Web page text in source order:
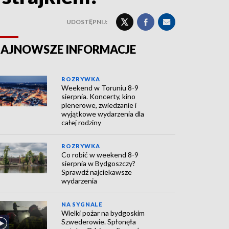
UDOSTĘPNIJ:
INFORMACJE
ROZRYWKA
Weekend w Toruniu 8-9
sierpnia. Koncerty, kino
plenerowe, zwiedzanie i
wyjątkowe wydarzenia dla
całej rodziny
ROZRYWKA
Co robić w weekend 8-9
sierpnia w Bydgoszczy?
Sprawdź najciekawsze
wydarzenia
NA SYGNALE
Wielki pożar na bydgoskim
Szwederowie. Spłonęła